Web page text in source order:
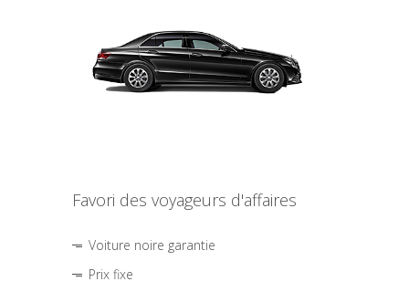
Favori des voyageurs d'affaires
Voiture noire garantie
Prix fixe